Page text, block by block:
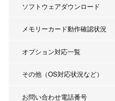
ソフトウェアダウンロード
メモリーカード動作確認状況
オプション対応一覧
その他（OS対応状況など）
お問い合わせ電話番号